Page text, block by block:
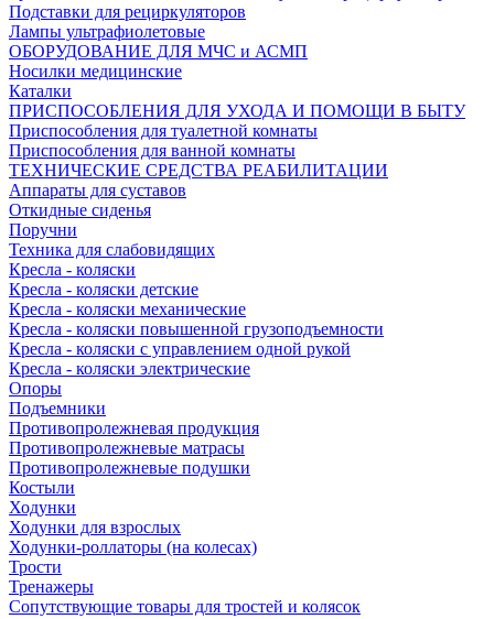
Подставки для рециркуляторов
Лампы ультрафиолетовые
ОБОРУДОВАНИЕ ДЛЯ МЧС и АСМП
Носилки медицинские
Каталки
ПРИСПОСОБЛЕНИЯ ДЛЯ УХОДА И ПОМОЩИ В БЫТУ
Приспособления для туалетной комнаты
Приспособления для ванной комнаты
ТЕХНИЧЕСКИЕ СРЕДСТВА РЕАБИЛИТАЦИИ
Аппараты для суставов
Откидные сиденья
Поручни
Техника для слабовидящих
Кресла - коляски
Кресла - коляски детские
Кресла - коляски механические
Кресла - коляски повышенной грузоподъемности
Кресла - коляски с управлением одной рукой
Кресла - коляски электрические
Опоры
Подъемники
Противопролежневая продукция
Противопролежневые матрасы
Противопролежневые подушки
Костыли
Ходунки
Ходунки для взрослых
Ходунки-роллаторы (на колесах)
Трости
Тренажеры
Сопутствующие товары для тростей и колясок